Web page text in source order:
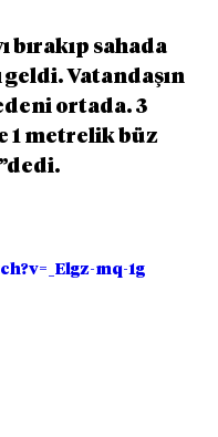
bırakıp sahada
Vatandaşın
ortada. 3
1 metrelik büz
mq-1g